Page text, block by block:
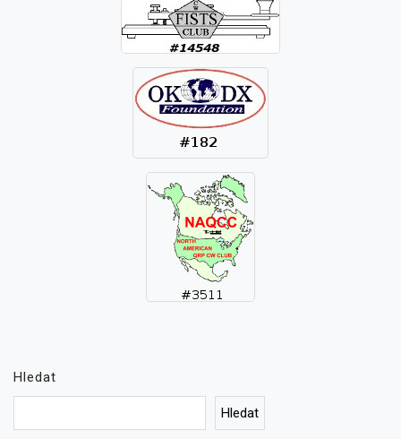
Hledat
Hledat